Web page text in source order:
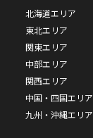
北海道エリア
東北エリア
関東エリア
中部エリア
関西エリア
中国・四国エリア
九州・沖縄エリア